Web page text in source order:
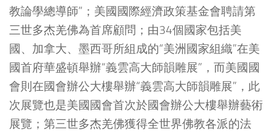
教論學總導師”；美國國際經濟政策基金會聘請第
三世多杰羌佛為首席顧問；由34個國家包括美
國、加拿大、墨西哥所組成的“美洲國家組織”在美
國首府華盛頓舉辦“義雲高大師韻雕展”，而美國國
會則在國會辦公大樓舉辦“義雲高大師韻雕展”，此
次展覽也是美國國會首次於國會辦公大樓舉辦藝術
展覽；第三世多杰羌佛獲得全世界佛教各派的法